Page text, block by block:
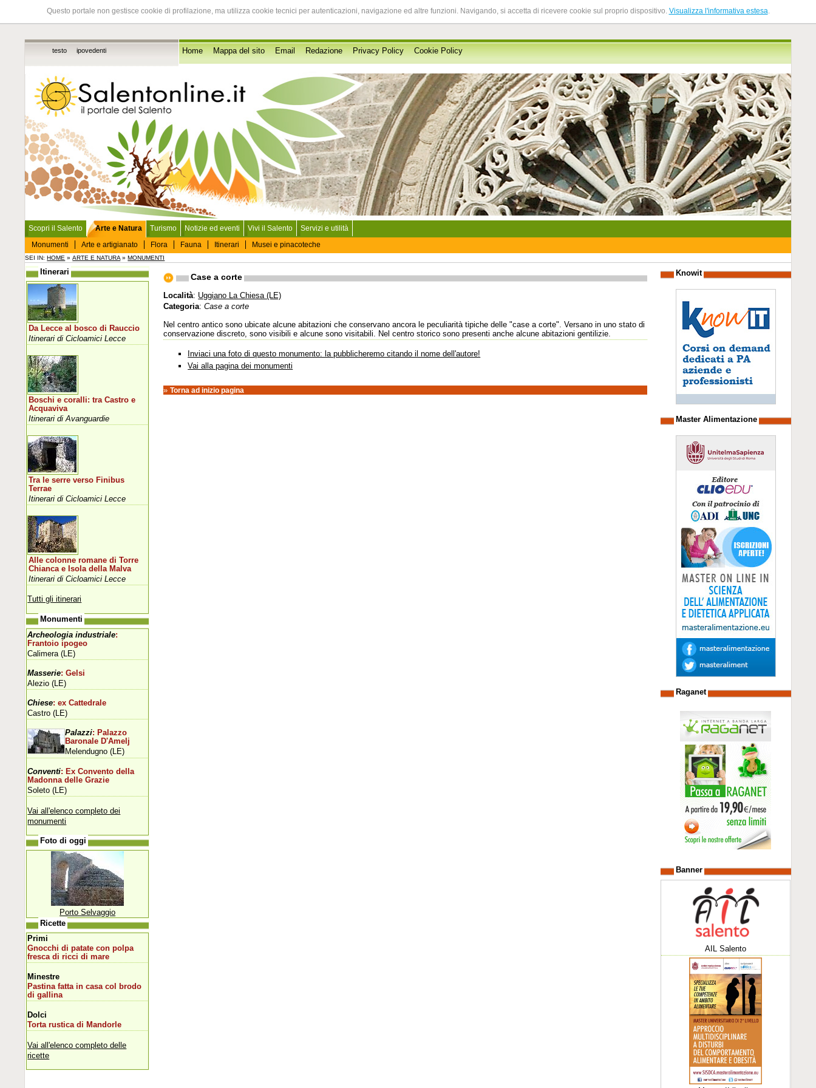
Questo portale non gestisce cookie di profilazione, ma utilizza cookie tecnici per autenticazioni, navigazione ed altre funzioni. Navigando, si accetta di ricevere cookie sul proprio dispositivo. Visualizza l'informativa estesa.
testo ipovedenti Home Mappa del sito Email Redazione Privacy Policy Cookie Policy
Scopri il Salento
Arte e Natura
Monumenti
Arte e artigianato Flora Fauna Itinerari Musei e pinacoteche
Turismo Notizie ed eventi Vivi il Salento Servizi e utilità
SEI IN:HOME »ARTE E NATURA »MONUMENTI
Case a corte
Località: Uggiano La Chiesa (LE)
Categoria:Case a corte
Nel centro antico sono ubicate alcune abitazioni che conservano ancora le peculiarità tipiche delle "case a corte". Versano in uno stato di
conservazione discreto, sono visibili e alcune sono visitabili. Nel centro storico sono presenti anche alcune abitazioni gentilizie.
Inviaci una foto di questo monumento: la pubblicheremo citando il nome dell'autore!
Vai alla pagina dei monumenti
»Torna ad inizio pagina
Itinerari
Da Lecce al bosco di Rauccio
Itinerari di Cicloamici Lecce
Boschi e coralli: tra Castro e
Acquaviva
Itinerari di Avanguardie
Tra le serre verso Finibus
Terrae
Itinerari di Cicloamici Lecce
Alle colonne romane di Torre
Chianca e Isola della Malva
Itinerari di Cicloamici Lecce
Tutti gli itinerari
Monumenti
Archeologia industriale:
Frantoio ipogeo
Calimera (LE)
Masserie: Gelsi
Alezio (LE)
Chiese: ex Cattedrale
Castro (LE)
Palazzi: Palazzo
Baronale D'Amelj
Melendugno (LE)
Conventi: Ex Convento della
Madonna delle Grazie
Soleto (LE)
Vai all'elenco completo dei
monumenti
Foto di oggi
Porto Selvaggio
Ricette
Primi
Gnocchi di patate con polpa
fresca di ricci di mare
Minestre
Pastina fatta in casa col brodo
di gallina
Dolci
Torta rustica di Mandorle
Vai all'elenco completo delle
ricette
Knowit
Master Alimentazione
Raganet
Banner
AIL Salento